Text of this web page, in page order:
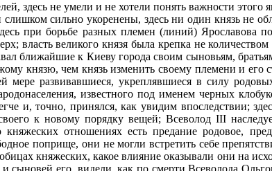
здесь не умели и не хотели понять важности этого
сильно укоренены, здесь ни один князь не
при борьбе разных племен (линий) Ярославова
власть великого князя была крепка не
ближайшие к Киеву города своим сыновьям,
князю, чем князь изменить своему племени и
мере развивавшиеся, укреплявшиеся в силу
известного под именем черных
и, точно, принялся, как увидим впоследствии;
к новому порядку вещей; Всеволод III
отношениях есть предание родовое,
поприще, они не могли встретить себе
княжеских, какое влияние оказывали они на